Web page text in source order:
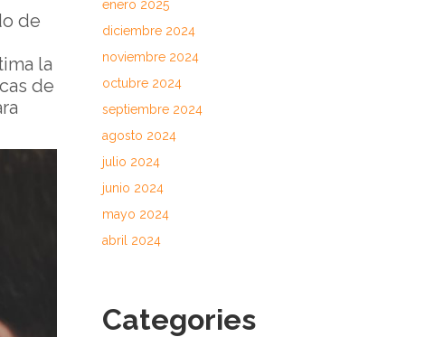
de
la
de
enero 2025
diciembre 2024
noviembre 2024
octubre 2024
septiembre 2024
agosto 2024
julio 2024
junio 2024
mayo 2024
abril 2024
Categories